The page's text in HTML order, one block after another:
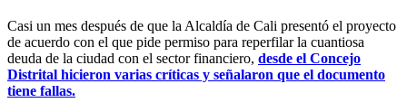
Casi un mes después de que la Alcaldía de Cali presentó el proyecto
de acuerdo con el que pide permiso para reperfilar la cuantiosa
deuda de la ciudad con el sector financiero, desde el Concejo
Distrital hicieron varias críticas y señalaron que el documento
tiene fallas.